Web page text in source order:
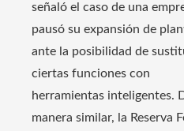
señaló el caso de una
pausó su expansión de
ante la posibilidad de
ciertas funciones con
herramientas inteligentes.
manera similar, la Reserva